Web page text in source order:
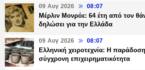
09 Αυγ 2026 08:07
Μέρλιν Μονρόε: 64 έτη από τον
δηλώσει για την Ελλάδα
09 Αυγ 2026 08:07
Ελληνική χειροτεχνία: Η
σύγχρονη επιχειρηματικότητα